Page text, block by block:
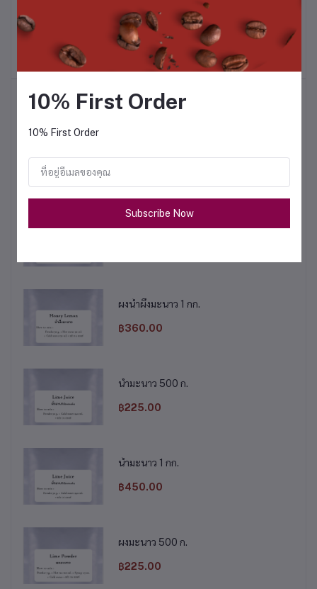
ผงส้ม 500 ก.
฿195.00
ผงชานมไต้หวัน 1 กก.
฿490.00
สินค้าขายดี
ผงน้ำผึ้งมะนาว 1 กก.
฿360.00
น้ำมะนาว 500 ก.
฿225.00
น้ำมะนาว 1 กก.
฿450.00
ผงมะนาว 500 ก.
฿225.00
10% First Order
10% First Order
Subscribe Now